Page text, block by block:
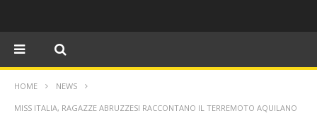
HOME NEWS
MISS ITALIA, RAGAZZE ABRUZZESI RACCONTANO IL TERREMOTO AQUILANO